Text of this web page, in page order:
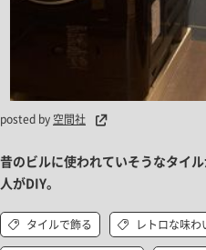
posted by 空間社
昔のビルに使われていそうなタイ
人がDIY。
タイルで飾る レトロな味わ